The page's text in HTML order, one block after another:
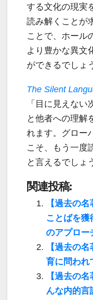
する文化の現実
読み解くことが
ことで、ホール
より豊かな異文
ができるでしょ
The Silent
「目に見えな
と他者への理解
れます。グロー
こそ、もう一度
と言えるでしょ
関連投稿:
【過去の
ことばを獲
のアプロー
【過去の
育に問われ
【過去の
んな内的言